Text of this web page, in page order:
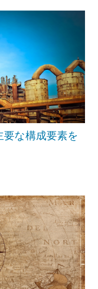
な構成要素を